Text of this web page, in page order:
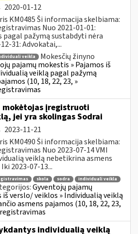
2020-01-12
KM0485 Ši informacija skelbiama:
Nuo 2021-01-01:
pagal pažymą sustabdyti nėra
31: Advokatai,...
veikla
Mokesčių žinyno
pajamų mokestis » Pajamos iš
veiklą pagal pažymą
(10, 18, 22, 23, »
mokėtojas įregistruoti
jei yra skolingas Sodrai
2023-11-21
KM0490 Ši informacija skelbiama:
Nuo 2023-07-14 VMI
veiklą nebetikrina asmens
2023-07-13...
skola sodra individuali veikla
Gyventojų pajamų
iš verslo/ veiklos » Individualią veiklą
asmens pajamos (10, 18, 22, 23,
individualią veiklą